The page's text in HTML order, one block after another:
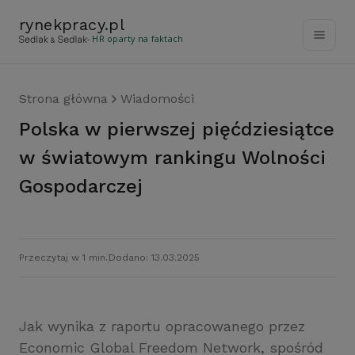
rynekpracy.pl
- HR oparty na faktach
Strona główna Wiadomości
Polska w pierwszej pięćdziesiątce
w światowym rankingu Wolności
Gospodarczej
Przeczytaj w 1 min. Dodano: 13.03.2025
Jak wynika z raportu opracowanego przez
Economic Global Freedom Network, spośród